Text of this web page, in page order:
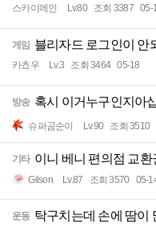
스카이메인 Lv.80 조회 3387 05-
게임 블리자드 로그인이 안
카쵸우 Lv.3 조회 3464 05-18
방송 혹시 이거누구인지아
슈퍼곰순이 Lv.90 조회 3510
기타 이니 베니 편의점 교
Gilson Lv.87 조회 3570 05-
운동 탁구치는데 손에 땀이